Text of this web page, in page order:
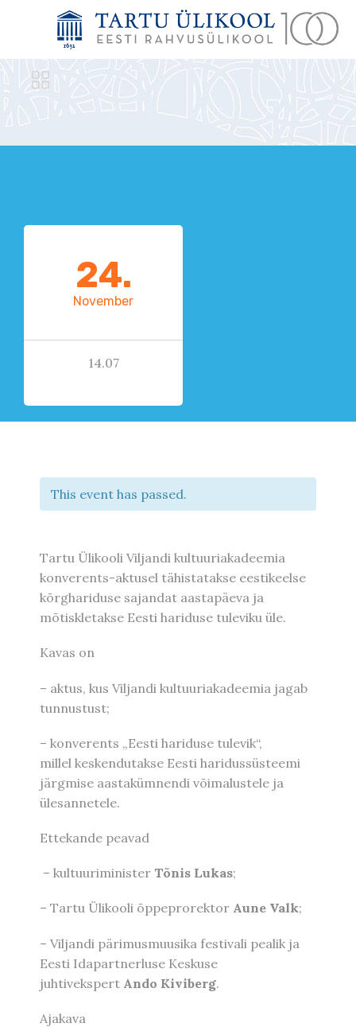

24.
November
14.07
This event has passed.
Tartu Ülikooli Viljandi kultuuriakadeemia
konverents-aktusel tähistatakse eestikeelse
kõrghariduse sajandat aastapäeva ja
mõtiskletakse Eesti hariduse tuleviku üle.
Kavas on
– aktus, kus Viljandi kultuuriakadeemia jagab
tunnustust;
– konverents „Eesti hariduse tulevik“,
millel keskendutakse Eesti haridussüsteemi
järgmise aastakümnendi võimalustele ja
ülesannetele.
Ettekande peavad
– kultuuriminister Tõnis Lukas;
– Tartu Ülikooli õppeprorektor Aune Valk;
– Viljandi pärimusmuusika festivali pealik ja
Eesti Idapartnerluse Keskuse
juhtivekspert Ando Kiviberg.
Ajakava